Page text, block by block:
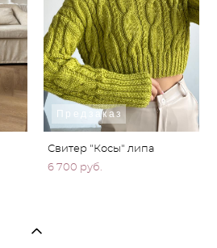
Предзаказ
Свитер "Косы" липа
6 700 pуб.